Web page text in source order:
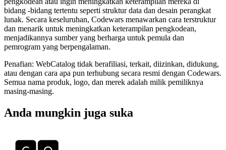
bidang -bidang tertentu seperti struktur data dan desain perangkat
lunak. Secara keseluruhan, Codewars menawarkan cara terstruktur
dan menarik untuk meningkatkan keterampilan pengkodean,
menjadikannya sumber yang berharga untuk pemula dan
pemrogram yang berpengalaman.
Penafian: WebCatalog tidak berafiliasi, terkait, diizinkan, didukung,
atau dengan cara apa pun terhubung secara resmi dengan Codewars.
Semua nama produk, logo, dan merek adalah milik pemiliknya
masing-masing.
Anda mungkin juga suka